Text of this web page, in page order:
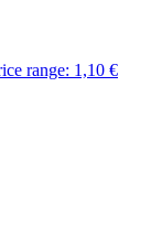
range: 1,10 €